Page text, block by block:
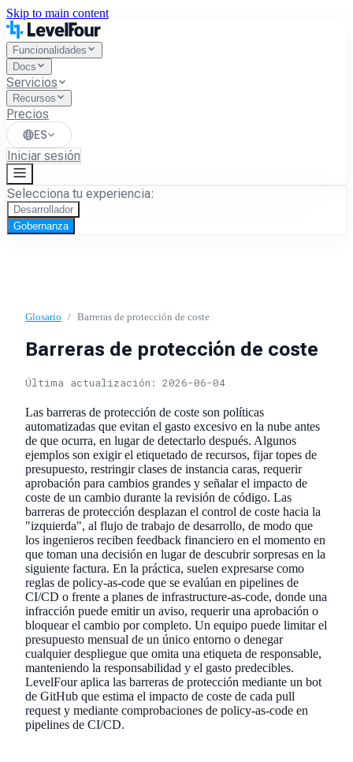
Skip to main content
Funcionalidades
Docs
Servicios
Recursos
Precios
ES
Iniciar sesión
Selecciona tu experiencia:
Desarrollador
Gobernanza
Glosario / Barreras de protección de coste
Barreras de protección de coste
Última actualización: 2026-06-04
Las barreras de protección de coste son políticas
automatizadas que evitan el gasto excesivo en la nube antes
de que ocurra, en lugar de detectarlo después. Algunos
ejemplos son exigir el etiquetado de recursos, fijar topes de
presupuesto, restringir clases de instancia caras, requerir
aprobación para cambios grandes y señalar el impacto de
coste de un cambio durante la revisión de código. Las
barreras de protección desplazan el control de coste hacia la
"izquierda", al flujo de trabajo de desarrollo, de modo que
los ingenieros reciben feedback financiero en el momento en
que toman una decisión en lugar de descubrir sorpresas en la
siguiente factura. En la práctica, suelen expresarse como
reglas de policy-as-code que se evalúan en pipelines de
CI/CD o frente a planes de infrastructure-as-code, donde una
infracción puede emitir un aviso, requerir una aprobación o
bloquear el cambio por completo. Un equipo puede limitar el
presupuesto mensual de un único entorno o denegar
cualquier despliegue que omita una etiqueta de responsable,
manteniendo la responsabilidad y el gasto predecibles.
LevelFour aplica las barreras de protección mediante un bot
de GitHub que estima el impacto de coste de cada pull
request y mediante comprobaciones de policy-as-code en
pipelines de CI/CD.